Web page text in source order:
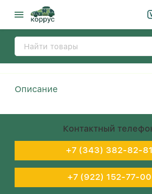
Описание
Контактный
+7 (343) 382-82-81
+7 (922) 152-77-00